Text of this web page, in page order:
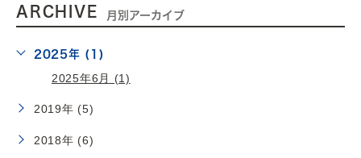
ARCHIVE 月別アーカイブ
2025年 (1)
2025年6月 (1)
2019年 (5)
2018年 (6)